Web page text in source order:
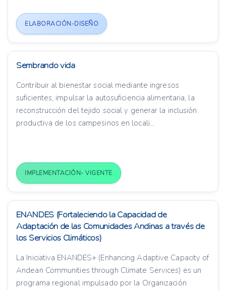
ELABORACIÓN-DISEÑO
Sembrando vida
Contribuir al bienestar social mediante ingresos
suficientes, impulsar la autosuficiencia alimentaria, la
reconstrucción del tejido social y generar la inclusión
productiva de los campesinos en locali...
IMPLEMENTACIÓN- VIGENTE
ENANDES (Fortaleciendo la Capacidad de
Adaptación de las Comunidades Andinas a través de
los Servicios Climáticos)
La Iniciativa ENANDES+ (Enhancing Adaptive Capacity of
Andean Communities through Climate Services) es un
programa regional impulsado por la Organización